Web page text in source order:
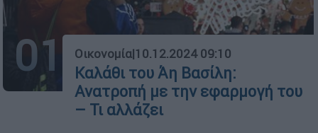
01 Οικονομία|10.12.2024 09:10
Καλάθι του Άη Βασίλη:
Ανατροπή με την εφαρμογή του
– Τι αλλάζει